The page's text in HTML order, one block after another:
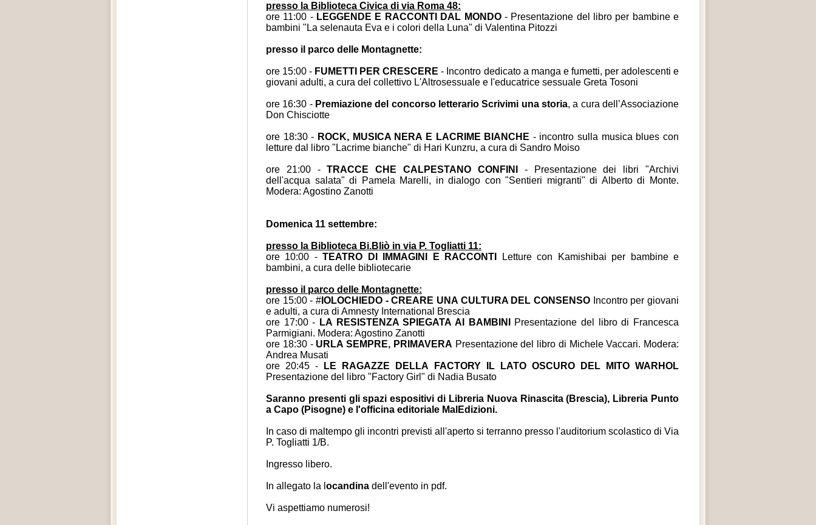
presso la Biblioteca Civica di via Roma 48:
ore 11:00 - LEGGENDE E RACCONTI DAL MONDO- Presentazione del libro per bambine e
bambini "La selenauta Eva e i colori della Luna" di Valentina Pitozzi
presso il parco delle Montagnette:
ore 15:00 - FUMETTI PER CRESCERE - Incontro dedicato a manga e fumetti, per adolescenti e
giovani adulti, a cura del collettivo L'Altrosessuale e l'educatrice sessuale Greta Tosoni
ore 16:30 - Premiazione del concorso letterario Scrivimi una storia, a cura dell’Associazione
Don Chisciotte
ore 18:30 - ROCK, MUSICA NERA E LACRIME BIANCHE - incontro sulla musica blues con
letture dal libro "Lacrime bianche" di Hari Kunzru, a cura di Sandro Moiso
ore 21:00 -TRACCE CHE CALPESTANO CONFINI
- Presentazione dei libri "Archivi
dell'acqua salata" di Pamela Marelli, in dialogo con "Sentieri migranti" di Alberto di Monte.
Modera: Agostino Zanotti
Domenica 11 settembre:
presso la Biblioteca Bi.Bliò in via P. Togliatti 11:
ore 10:00 -TEATRO DI IMMAGINI E RACCONTI
Letture con Kamishibai per bambine e
bambini, a cura delle bibliotecarie
presso il parco delle Montagnette:
ore 15:00 - # IOLOCHIEDO - CREARE UNA CULTURA DEL CONSENSO Incontro per giovani
e adulti, a cura di Amnesty International Brescia
ore 17:00 - LA RESISTENZA SPIEGATA AI BAMBINI
Presentazione del libro di Francesca
Parmigiani. Modera: Agostino Zanotti
ore 18:30 - URLA SEMPRE, PRIMAVERA Presentazione del libro di Michele Vaccari. Modera:
Andrea Musati
ore 20:45 -
LE RAGAZZE DELLA FACTORY IL LATO OSCURO DEL MITO WARHOL
Presentazione del libro "Factory Girl" di Nadia Busato
Saranno presenti gli spazi espositivi di Libreria Nuova Rinascita (Brescia), Libreria Punto
a Capo (Pisogne) e l'officina editoriale MalEdizioni.
In caso di maltempo gli incontri previsti all'aperto si terranno presso l'auditorium scolastico di Via
P. Togliatti 1/B.
Ingresso libero.
In allegato la l ocandina dell'evento in pdf.
Vi aspettiamo numerosi!